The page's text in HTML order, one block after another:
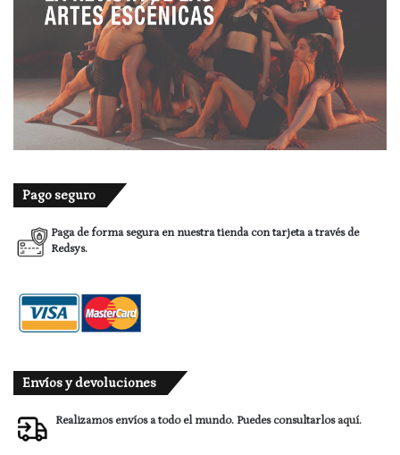
Pago seguro
Paga de forma segura en nuestra tienda con tarjeta a través de
Redsys.
Envíos y devoluciones
Realizamos envíos a todo el mundo. Puedes consultarlosaquí.